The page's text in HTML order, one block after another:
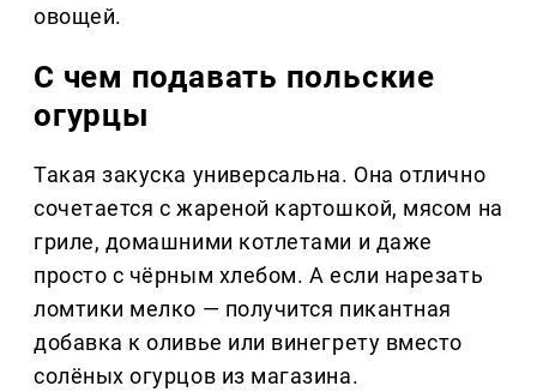
овощей.
С чем подавать польские
огурцы
Такая закуска универсальна. Она отлично
сочетается с жареной картошкой, мясом на
гриле, домашними котлетами и даже
просто с чёрным хлебом. А если нарезать
ломтики мелко — получится пикантная
добавка к оливье или винегрету вместо
солёных огурцов из магазина.